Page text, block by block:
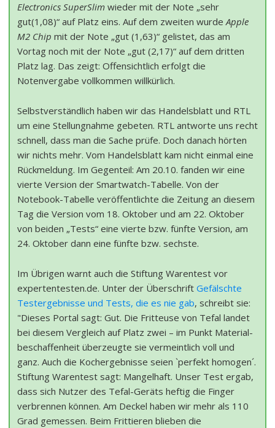
Electronics SuperSlim wieder mit der Note „sehr
gut(1,08)“ auf Platz eins. Auf dem zweiten wurdeApple
M2 Chip mit der Note „gut (1,63)“ gelistet, das am
Vortag noch mit der Note „gut (2,17)“ auf dem dritten
Platz lag. Das zeigt: Offensichtlich erfolgt die
Notenvergabe vollkommen willkürlich.
Selbstverständlich haben wir das Handelsblatt und RTL
um eine Stellungnahme gebeten. RTL antworte uns recht
schnell, dass man die Sache prüfe. Doch danach hörten
wir nichts mehr. Vom Handelsblatt kam nicht einmal eine
Rückmeldung. Im Gegenteil: Am 20.10. fanden wir eine
vierte Version der Smartwatch-Tabelle. Von der
Notebook-Tabelle veröffentlichte die Zeitung an diesem
Tag die Version vom 18. Oktober und am 22. Oktober
von beiden „Tests“ eine vierte bzw. fünfte Version, am
24. Oktober dann eine fünfte bzw. sechste.
Im Übrigen warnt auch die Stiftung Warentest vor
expertentesten.de. Unter der Überschrift Gefälschte
Test­ergeb­nisse und Tests, die es nie gab, schreibt sie:
"Dieses Portal sagt: Gut. Die Fritteuse von Tefal landet
bei diesem Vergleich auf Platz zwei – im Punkt Material­
beschaffenheit über­zeugte sie vermeintlich voll und
ganz. Auch die Kocher­gebnisse seien `perfekt homogen´.
Stiftung Warentest sagt: Mangelhaft. Unser Test ergab,
dass sich Nutzer des Tefal-Geräts heftig die Finger
verbrennen können. Am Deckel haben wir mehr als 110
Grad gemessen. Beim Frittieren blieben die